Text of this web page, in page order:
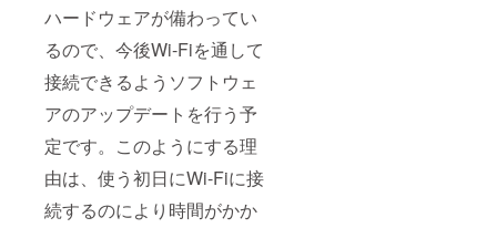
ハードウェアが備わってい
るので、今後Wi-Fiを通して
接続できるようソフトウェ
アのアップデートを行う予
定です。このようにする理
由は、使う初日にWi-Fiに接
続するのにより時間がかか